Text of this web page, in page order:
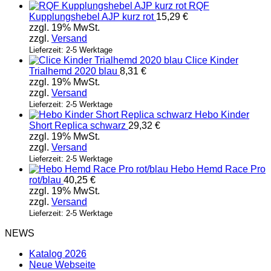
RQF
Kupplungshebel AJP kurz rot 15,29 €
zzgl. 19% MwSt.
zzgl. Versand
Lieferzeit: 2-5 Werktage
Clice Kinder
Trialhemd 2020 blau 8,31 €
zzgl. 19% MwSt.
zzgl. Versand
Lieferzeit: 2-5 Werktage
Hebo Kinder
Short Replica schwarz 29,32 €
zzgl. 19% MwSt.
zzgl. Versand
Lieferzeit: 2-5 Werktage
Hebo Hemd Race Pro
rot/blau 40,25 €
zzgl. 19% MwSt.
zzgl. Versand
Lieferzeit: 2-5 Werktage
NEWS
Katalog 2026
Neue Webseite